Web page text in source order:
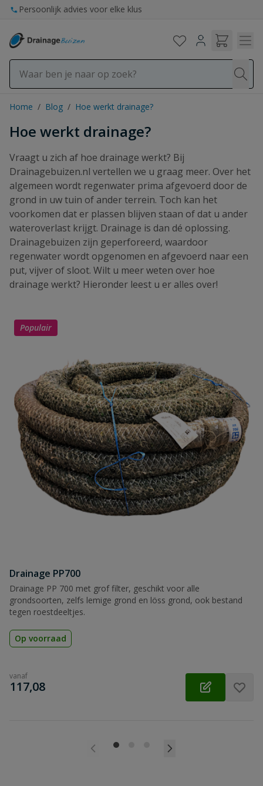
Ga naar de inhoud
Persoonlijk advies voor elke klus
Home / Blog / Hoe werkt drainage?
Hoe werkt drainage?
Vraagt u zich af hoe drainage werkt? Bij
Drainagebuizen.nl vertellen we u graag meer. Over het
algemeen wordt regenwater prima afgevoerd door de
grond in uw tuin of ander terrein. Toch kan het
voorkomen dat er plassen blijven staan of dat u ander
wateroverlast krijgt. Drainage is dan dé oplossing.
Drainagebuizen zijn geperforeerd, waardoor
regenwater wordt opgenomen en afgevoerd naar een
put, vijver of sloot. Wilt u meer weten over hoe
drainage werkt? Hieronder leest u er alles over!
Populair
Drainage PP700
Drainage PP 700 met grof filter, geschikt voor alle
grondsoorten, zelfs lemige grond en löss grond, ook bestand
tegen roestdeeltjes.
Op voorraad
vanaf
€
117,08